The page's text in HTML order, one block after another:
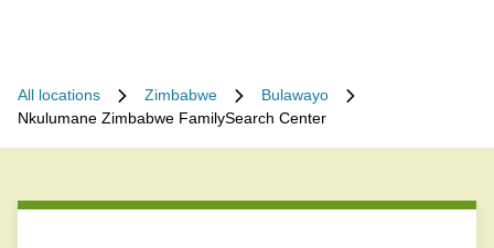
All locations Zimbabwe
Bulawayo
Nkulumane Zimbabwe FamilySearch Center